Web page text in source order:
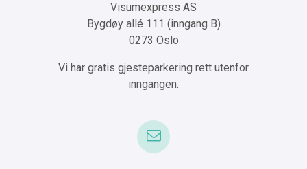
Visumexpress AS
Bygdøy allé 111 (inngang B)
0273 Oslo
Vi har gratis gjesteparkering rett utenfor
inngangen.